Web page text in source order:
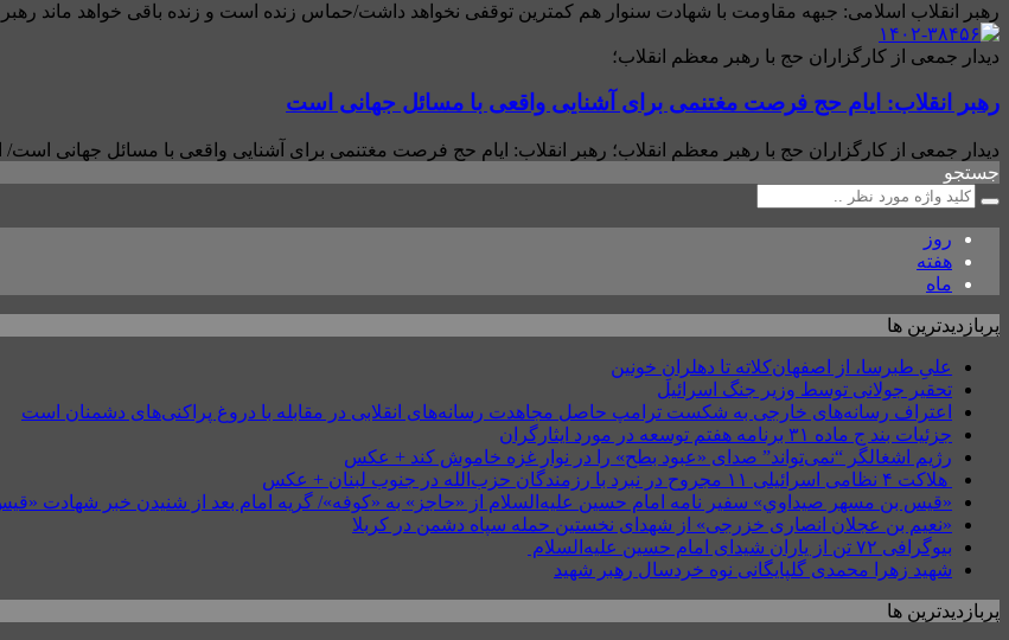
رهبر انقلاب اسلامی: جبهه مقاومت با شهادت سنوار هم کمترین توقفی نخواهد داشت/حماس زنده است و زنده باقی خواهد ماند
دیدار جمعی از کارگزاران حج با رهبر معظم انقلاب؛
رهبر انقلاب: ایام حج فرصت مغتنمی برای آشنایی واقعی با مسائل جهانی است
دیدار جمعی از کارگزاران حج با رهبر معظم انقلاب؛ رهبر انقلاب: ایام حج فرصت مغتنمی برای آشنایی واقعی با مسائل جهانی
جستجو
روز
هفته
ماه
پربازدیدترین ها
علیِ طبرسا، از اصفهان‌کلاته تا دهلرانِ خونین
تحقیر جولانی توسط وزیر جنگ اسرائیل
اعتراف رسانه‌های خارجی به شکست ترامپ حاصل مجاهدت رسانه‌های انقلابی در مقابله با دروغ پراکنی‌های دشمنان است
جزئیات بند ج ماده ۳۱ برنامه هفتم توسعه در مورد ایثارگران
رژیم اشغالگر “نمی‌تواند” صدای «عبود بطح» را در نوار غزه خاموش کند + عکس
هلاکت ۴ نظامی اسرائیلی ۱۱ مجروح در نبرد با رزمندگان حزب‌الله در جنوب لبنان + عکس
«قيس بن مسهر صيداوي» سفیر نامه امام حسین علیه‌السلام از «حاجز» به «کوفه»/ گریه امام بعد از شنیدن خبر شهادت
«نعیم بن عجلان انصاری خزرجی» از شهدای نخستین حمله سپاه دشمن در کربلا
بیوگرافی ۷۲ تن از یاران شیدای امام حسین علیه‌السلام
شهید زهرا محمدی گلپایگانی نوه خردسال رهبر شهید
پربازدیدترین ها